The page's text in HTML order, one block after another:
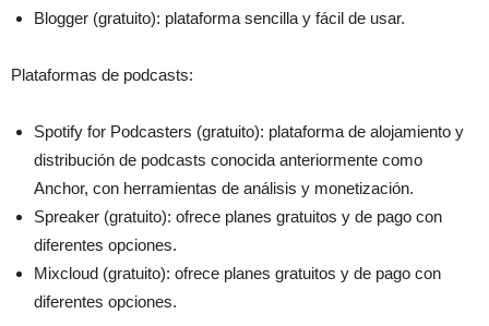
Blogger (gratuito): plataforma sencilla y fácil de usar.
Plataformas de podcasts:
Spotify for Podcasters (gratuito): plataforma de alojamiento y
distribución de podcasts conocida anteriormente como
Anchor, con herramientas de análisis y monetización.
Spreaker (gratuito): ofrece planes gratuitos y de pago con
diferentes opciones.
Mixcloud (gratuito): ofrece planes gratuitos y de pago con
diferentes opciones.